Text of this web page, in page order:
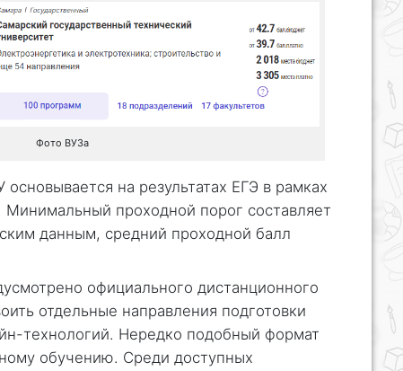
Фото ВУЗа
на результатах ЕГЭ в рамках
проходной порог составляет
данным, средний проходной балл
официального дистанционного
отдельные направления подготовки
технологий. Нередко подобный формат
обучению. Среди доступных